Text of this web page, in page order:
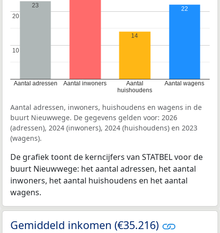
Aantal adressen Aantal inwoners
Aantal
huishoudens
Aantal wagens
10
10
20
20
23
14
22
Aantal adressen, inwoners, huishoudens en wagens in de
buurt Nieuwwege. De gegevens gelden voor: 2026
(adressen), 2024 (inwoners), 2024 (huishoudens) en 2023
(wagens).
De grafiek toont de kerncijfers van STATBEL voor de
buurt Nieuwwege: het aantal adressen, het aantal
inwoners, het aantal huishoudens en het aantal
wagens.
Gemiddeld inkomen (€35.216)